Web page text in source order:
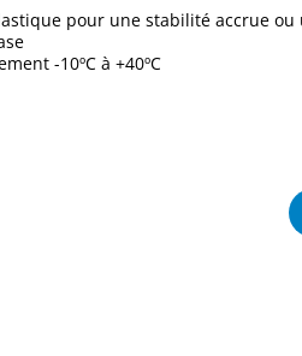
pour une stabilité accrue
-10ºC à +40ºC